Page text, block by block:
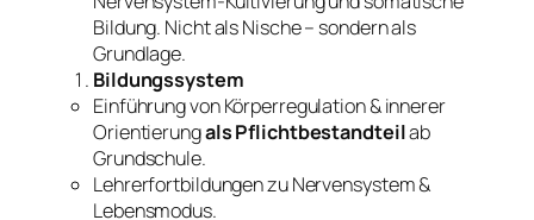
Bildung. Nicht als Nische – sondern als
Grundlage.
Bildungssystem
Einführung von Körperregulation & innerer
Orientierungals Pflichtbestandteilab
Grundschule.
Lehrerfortbildungen zu Nervensystem &
Lebensmodus.